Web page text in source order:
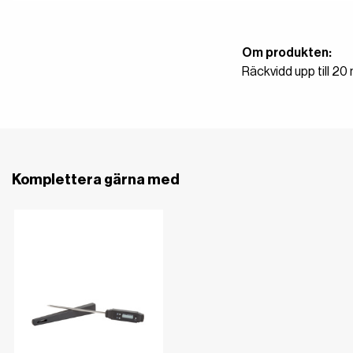
Om produkten:
Räckvidd upp till 20
Komplettera gärna med